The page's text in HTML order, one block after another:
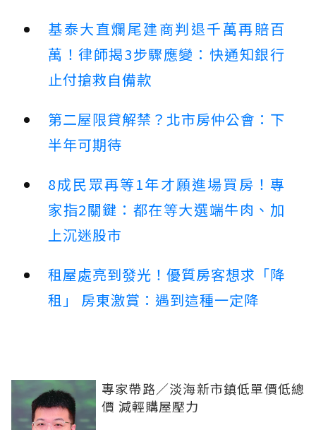
基泰大直爛尾建商判退千萬再賠百
萬！律師揭3步驟應變：快通知銀行
止付搶救自備款
第二屋限貸解禁？北市房仲公會：下
半年可期待
8成民眾再等1年才願進場買房！專
家指2關鍵：都在等大選端牛肉、加
上沉迷股市
租屋處亮到發光！優質房客想求「降
租」 房東激賞：遇到這種一定降
專家帶路／淡海新市鎮低單價低總
價 減輕購屋壓力